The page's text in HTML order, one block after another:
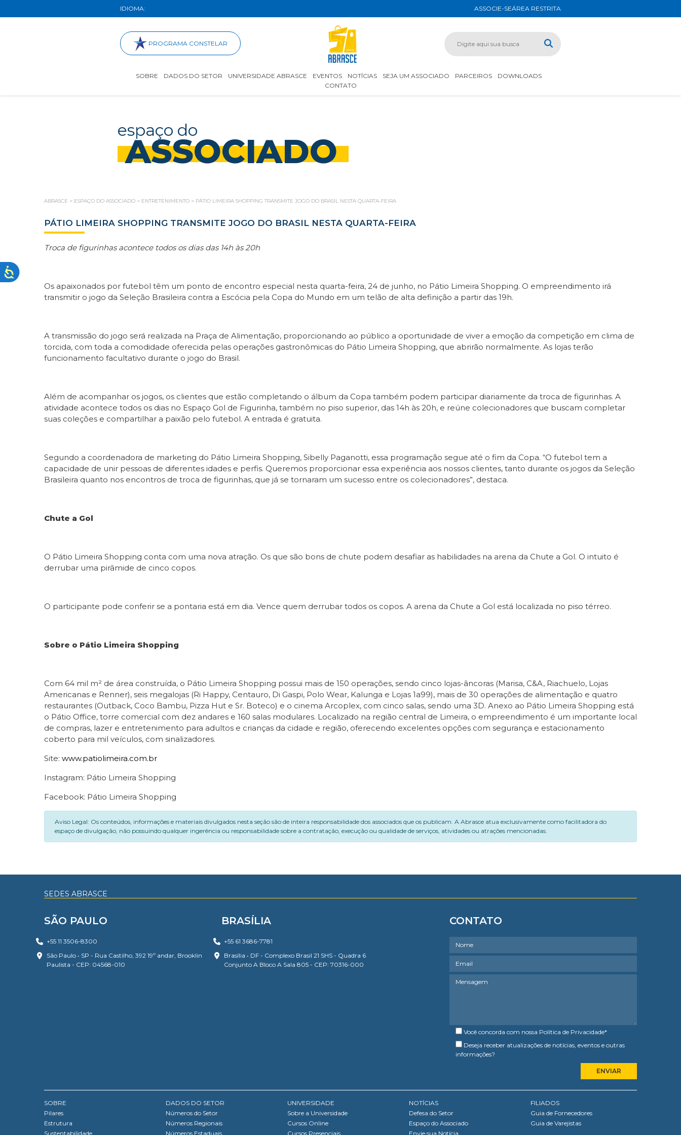
IDIOMA: ASSOCIE-SEÁREA RESTRITA
PROGRAMA CONSTELAR
SOBRE DADOS DO SETOR UNIVERSIDADE ABRASCE EVENTOS NOTÍCIAS SEJA UM ASSOCIADO PARCEIROS
DOWNLOADS
CONTATO
espaço do
ASSOCIADO
ABRASCE > ESPAÇO DO ASSOCIADO > ENTRETENIMENTO > PÁTIO LIMEIRA SHOPPING TRANSMITE JOGO DO BRASIL NESTA QUARTA-FEIRA
PÁTIO LIMEIRA SHOPPING TRANSMITE JOGO DO BRASIL NESTA QUARTA-FEIRA
Troca de figurinhas acontece todos os dias das 14h às 20h
Os apaixonados por futebol têm um ponto de encontro especial nesta quarta-feira, 24 de junho, no Pátio Limeira Shopping. O empreendimento irá
transmitir o jogo da Seleção Brasileira contra a Escócia pela Copa do Mundo em um telão de alta definição a partir das 19h.
A transmissão do jogo será realizada na Praça de Alimentação, proporcionando ao público a oportunidade de viver a emoção da competição em clima de
torcida, com toda a comodidade oferecida pelas operações gastronômicas do Pátio Limeira Shopping, que abrirão normalmente. As lojas terão
funcionamento facultativo durante o jogo do Brasil.
Além de acompanhar os jogos, os clientes que estão completando o álbum da Copa também podem participar diariamente da troca de figurinhas. A
atividade acontece todos os dias no Espaço Gol de Figurinha, também no piso superior, das 14h às 20h, e reúne colecionadores que buscam completar
suas coleções e compartilhar a paixão pelo futebol. A entrada é gratuita.
Segundo a coordenadora de marketing do Pátio Limeira Shopping, Sibelly Paganotti, essa programação segue até o fim da Copa. “O futebol tem a
capacidade de unir pessoas de diferentes idades e perfis. Queremos proporcionar essa experiência aos nossos clientes, tanto durante os jogos da Seleção
Brasileira quanto nos encontros de troca de figurinhas, que já se tornaram um sucesso entre os colecionadores”, destaca.
Chute a Gol
O Pátio Limeira Shopping conta com uma nova atração. Os que são bons de chute podem desafiar as habilidades na arena da Chute a Gol. O intuito é
derrubar uma pirâmide de cinco copos.
O participante pode conferir se a pontaria está em dia. Vence quem derrubar todos os copos. A arena da Chute a Gol está localizada no piso térreo.
Sobre o Pátio Limeira Shopping
Com 64 mil m² de área construída, o Pátio Limeira Shopping possui mais de 150 operações, sendo cinco lojas-âncoras (Marisa, C&A, Riachuelo, Lojas
Americanas e Renner), seis megalojas (Ri Happy, Centauro, Di Gaspi, Polo Wear, Kalunga e Lojas 1a99), mais de 30 operações de alimentação e quatro
restaurantes (Outback, Coco Bambu, Pizza Hut e Sr. Boteco) e o cinema Arcoplex, com cinco salas, sendo uma 3D. Anexo ao Pátio Limeira Shopping está
o Pátio Office, torre comercial com dez andares e 160 salas modulares. Localizado na região central de Limeira, o empreendimento é um importante local
de compras, lazer e entretenimento para adultos e crianças da cidade e região, oferecendo excelentes opções com segurança e estacionamento
coberto para mil veículos, com sinalizadores.
Site: www.patiolimeira.com.br
Instagram: Pátio Limeira Shopping
Facebook: Pátio Limeira Shopping
Aviso Legal: Os conteúdos, informações e materiais divulgados nesta seção são de inteira responsabilidade dos associados que os publicam. A Abrasce atua exclusivamente como facilitadora do
espaço de divulgação, não possuindo qualquer ingerência ou responsabilidade sobre a contratação, execução ou qualidade de serviços, atividades ou atrações mencionadas.
SEDES ABRASCE
SÃO PAULO
+55 11 3506-8300
São Paulo • SP - Rua Castilho, 392 19º andar, Brooklin
Paulista - CEP: 04568-010
BRASÍLIA
+55 61 3686-7781
Brasília • DF - Complexo Brasil 21 SHS - Quadra 6
Conjunto A Bloco A Sala 805 - CEP: 70316-000
CONTATO
Você concorda com nossa Política de Privacidade*
Deseja receber atualizações de notícias, eventos e outras
informações?
SOBRE
Pilares
Estrutura
Sustentabilidade
DADOS DO SETOR
Números do Setor
Números Regionais
Números Estaduais
UNIVERSIDADE
Sobre a Universidade
Cursos Online
Cursos Presenciais
NOTÍCIAS
Defesa do Setor
Espaço do Associado
Envie sua Notícia
FILIADOS
Guia de Fornecedores
Guia de Varejistas